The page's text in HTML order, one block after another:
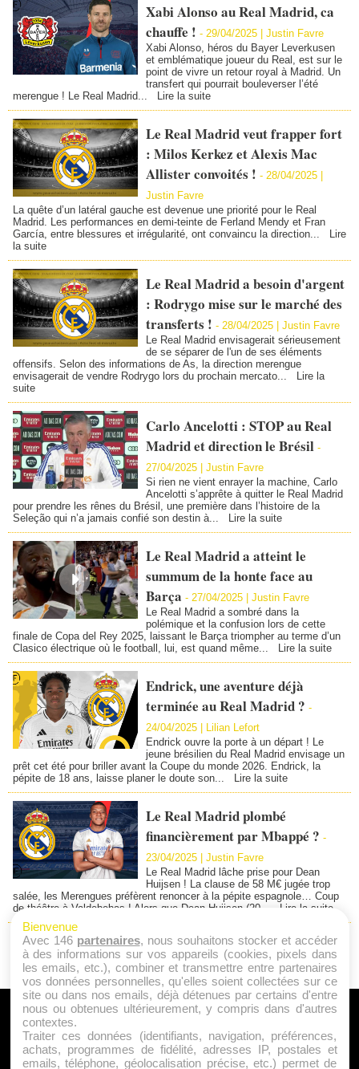
Xabi Alonso au Real Madrid, ca
chauffe ! - 29/04/2025 |Justin Favre
Xabi Alonso, héros du Bayer Leverkusen
et emblématique joueur du Real, est sur le
point de vivre un retour royal à Madrid. Un
transfert qui pourrait bouleverser l’été
merengue ! Le Real Madrid...
Lire la suite
Le Real Madrid veut frapper fort
: Milos Kerkez et Alexis Mac
Allister convoités ! - 28/04/2025 |
Justin Favre
La quête d’un latéral gauche est devenue une priorité pour le Real
Madrid. Les performances en demi-teinte de Ferland Mendy et Fran
García, entre blessures et irrégularité, ont convaincu la direction...
Lire
la suite
Le Real Madrid a besoin d'argent
: Rodrygo mise sur le marché des
transferts ! - 28/04/2025 |Justin Favre
Le Real Madrid envisagerait sérieusement
de se séparer de l'un de ses éléments
offensifs. Selon des informations de As, la direction merengue
envisagerait de vendre Rodrygo lors du prochain mercato...
Lire la
suite
Carlo Ancelotti : STOP au Real
Madrid et direction le Brésil -
27/04/2025 |Justin Favre
Si rien ne vient enrayer la machine, Carlo
Ancelotti s’apprête à quitter le Real Madrid
pour prendre les rênes du Brésil, une première dans l’histoire de la
Seleção qui n’a jamais confié son destin à...
Lire la suite
Le Real Madrid a atteint le
summum de la honte face au
Barça - 27/04/2025 |Justin Favre
Le Real Madrid a sombré dans la
polémique et la confusion lors de cette
finale de Copa del Rey 2025, laissant le Barça triompher au terme d’un
Clasico électrique où le football, lui, est quand même...
Lire la suite
Endrick, une aventure déjà
terminée au Real Madrid ? -
24/04/2025 |
Lilian Lefort
Endrick ouvre la porte à un départ ! Le
jeune brésilien du Real Madrid envisage un
prêt cet été pour briller avant la Coupe du monde 2026. Endrick, la
pépite de 18 ans, laisse planer le doute son...
Lire la suite
Le Real Madrid plombé
financièrement par Mbappé ? -
23/04/2025 |Justin Favre
Le Real Madrid lâche prise pour Dean
Huijsen ! La clause de 58 M€ jugée trop
salée, les Merengues préfèrent renoncer à la pépite espagnole… Coup
de théâtre à Valdebebas ! Alors que Dean Huijsen (20... Lire la suite
1 2 3 4 5 » ... 37
A PROPOS
Qui sommes nous ?
Mentions Légales
Bienvenue
Avec 146 partenaires, nous souhaitons stocker et accéder
à des informations sur vos appareils (cookies, pixels dans
les emails, etc.), combiner et transmettre entre partenaires
vos données personnelles, qu'elles soient collectées sur ce
site ou dans nos emails, déjà détenues par certains d'entre
nous ou obtenues ultérieurement, y compris dans d'autres
contextes.
Traiter ces données (identifiants, navigation, préférences,
achats, programmes de fidélité, adresses IP, postales et
emails, téléphone, géolocalisation précise, etc.) permet de